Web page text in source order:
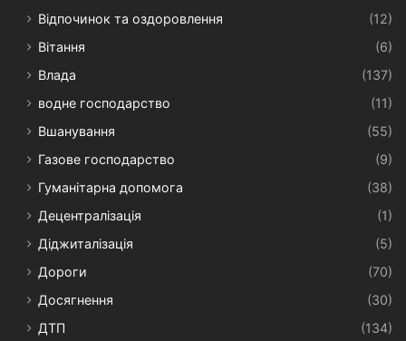
Відпочинок та оздоровлення
(12)
Вітання
(6)
Влада
(137)
водне господарство
(11)
Вшанування
(55)
Газове господарство
(9)
Гуманітарна допомога
(38)
Децентралізація
(1)
Діджиталізація
(5)
Дороги
(70)
Досягнення
(30)
ДТП
(134)